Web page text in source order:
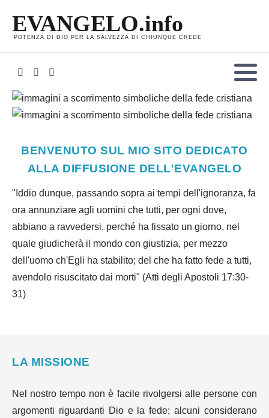
EVANGELO.info
POTENZA DI DIO PER LA SALVEZZA DI CHIUNQUE CREDE
BENVENUTO SUL MIO SITO DEDICATO
ALLA DIFFUSIONE DELL'EVANGELO
"Iddio dunque, passando sopra ai tempi dell'ignoranza, fa
ora annunziare agli uomini che tutti, per ogni dove,
abbiano a ravvedersi, perché ha fissato un giorno, nel
quale giudicherà il mondo con giustizia, per mezzo
dell'uomo ch'Egli ha stabilito; del che ha fatto fede a tutti,
avendolo risuscitato dai morti" (Atti degli Apostoli 17:30-
31)
LA MISSIONE
Nel nostro tempo non è facile rivolgersi alle persone con
argomenti riguardanti Dio e la fede; alcuni considerano